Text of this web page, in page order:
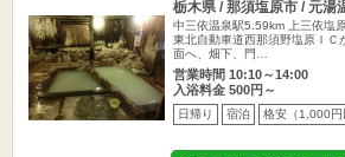
栃木県 / 那須塩原市 / 元湯
中三依温泉駅5.59km
上三依塩
東北自動車道西那須野塩原ＩＣ
面へ、畑下、門…
営業時間 10:10～14:00
入浴料金 500円～
日帰り 宿泊 格安（1,000円